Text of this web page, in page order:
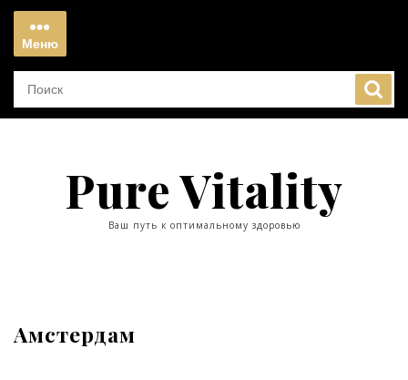
Перейти
содержимому
Меню
Меню
Pure Vitality
Ваш путь к оптимальному здоровью
Амстердам